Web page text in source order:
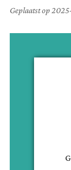
Geplaatst op